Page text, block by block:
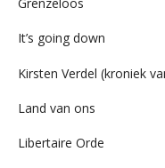
It’s going down
Kirsten Verdel (kroniek
Land van ons
Libertaire Orde